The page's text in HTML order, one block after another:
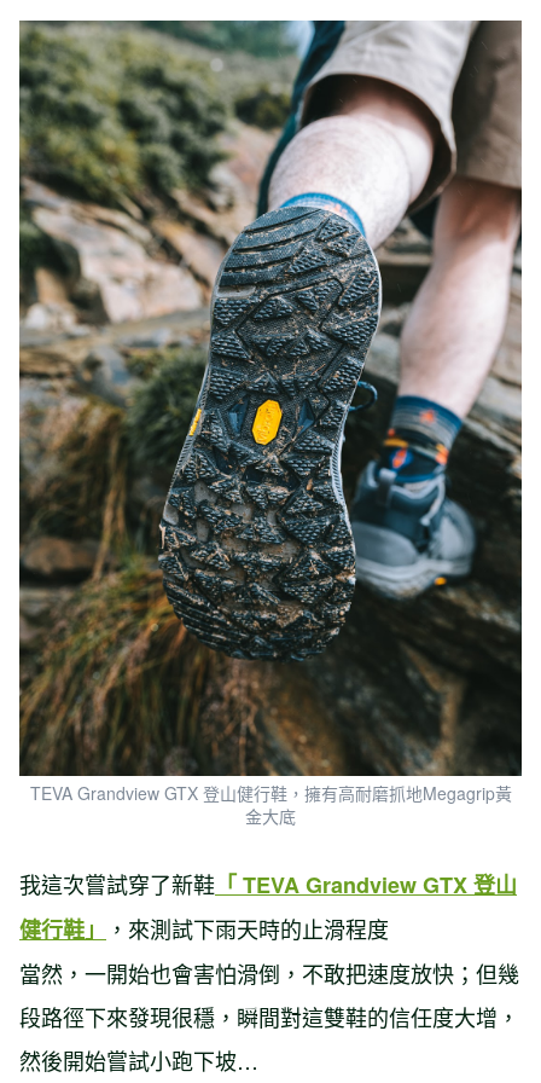
TEVA Grandview GTX 登山健行鞋，擁有高耐磨抓地Megagrip黃
金大底
我這次嘗試穿了新鞋 「 TEVA Grandview GTX 登山
健行鞋」
，來測試下雨天時的止滑程度
當然，一開始也會害怕滑倒，不敢把速度放快；但幾
段路徑下來發現很穩，瞬間對這雙鞋的信任度大增，
然後開始嘗試小跑下坡…